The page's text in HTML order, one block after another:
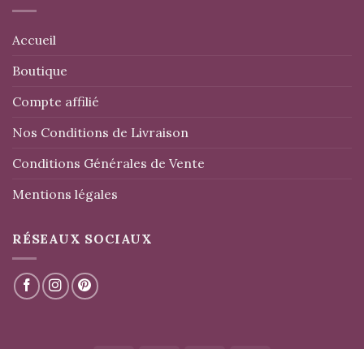
Accueil
Boutique
Compte affilié
Nos Conditions de Livraison
Conditions Générales de Vente
Mentions légales
RÉSEAUX SOCIAUX